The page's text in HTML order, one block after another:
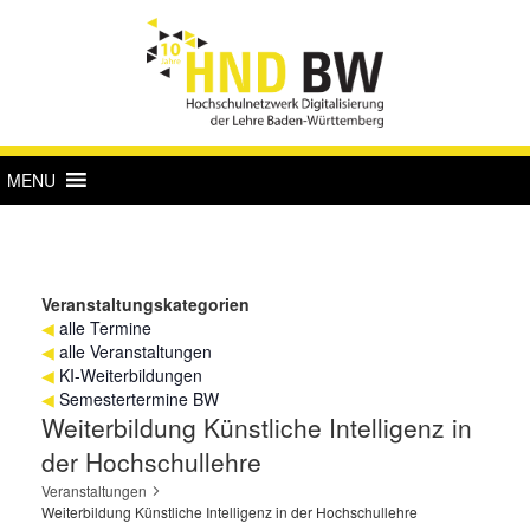
MENU
Veranstaltungskategorien
◀ alle Termine
◀ alle Veranstaltungen
◀ KI-Weiterbildungen
◀ Semestertermine BW
Weiterbildung Künstliche Intelligenz in
der Hochschullehre
Veranstaltungen
Weiterbildung Künstliche Intelligenz in der Hochschullehre